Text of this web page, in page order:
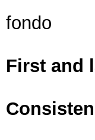
fondo
First and